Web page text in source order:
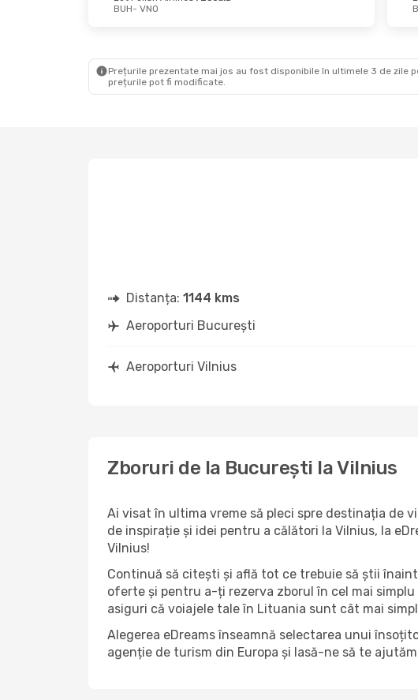
- Lun., 14 Sept. - Mar.,
VNO
- BUH
BUH- VNO
Prețurile prezentate mai jos au fost disponibile în ultimele 3 de
prețurile pot fi modificate.
Distanța: 1144 kms
Aeroporturi București
Aeroporturi Vilnius
Zboruri de la București la Vilnius
Ai visat în ultima vreme să pleci spre destinația de
de inspirație și idei pentru a călători la Vilnius, la
Vilnius!
Continuă să citești și află tot ce trebuie să știi
oferte și pentru a-ți rezerva zborul în cel mai
asiguri că voiajele tale în Lituania sunt cât mai
Alegerea eDreams înseamnă selectarea unui
agenție de turism din Europa și lasă-ne să te